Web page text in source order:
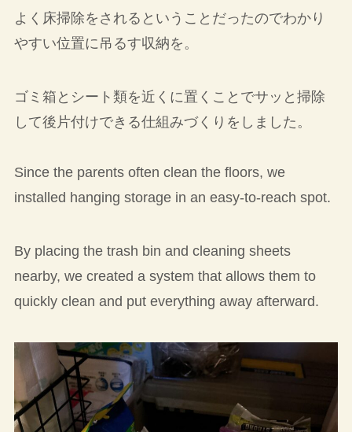
よく床掃除をされるということだったのでわかり
やすい位置に吊るす収納を。
ゴミ箱とシート類を近くに置くことでサッと掃除
して後片付けできる仕組みづくりをしました。
Since the parents often clean the floors, we
installed hanging storage in an easy-to-reach spot.
By placing the trash bin and cleaning sheets
nearby, we created a system that allows them to
quickly clean and put everything away afterward.